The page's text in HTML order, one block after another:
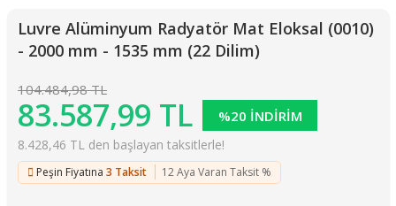
Luvre Alüminyum Radyatör Mat Eloksal (0010)
- 2000 mm - 1535 mm (22 Dilim)
104.484,98 TL
83.587,99 TL %20 İNDİRİM
8.428,46 TL den başlayan taksitlerle!
Peşin Fiyatına 3 Taksit 12 Aya Varan Taksit %